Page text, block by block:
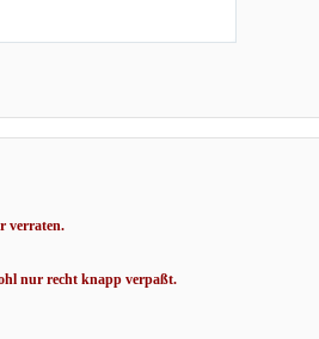
verraten.
nur recht knapp verpaßt.